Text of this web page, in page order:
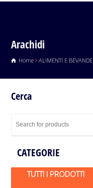
Arachidi
Home ALIMENTI E BEVANDE
Cerca
CATEGORIE
TUTTI I PRODOTTI